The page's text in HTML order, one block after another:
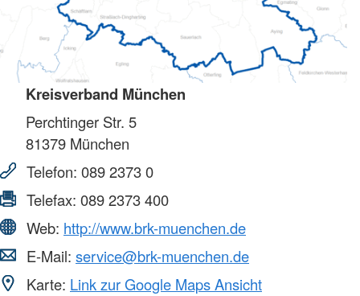
Kreisverband München
Perchtinger Str. 5
81379 München
Telefon: 089 2373 0
Telefax: 089 2373 400
Web: http://www.brk-muenchen.de
E-Mail: service@brk-muenchen.de
Karte: Link zur Google Maps Ansicht